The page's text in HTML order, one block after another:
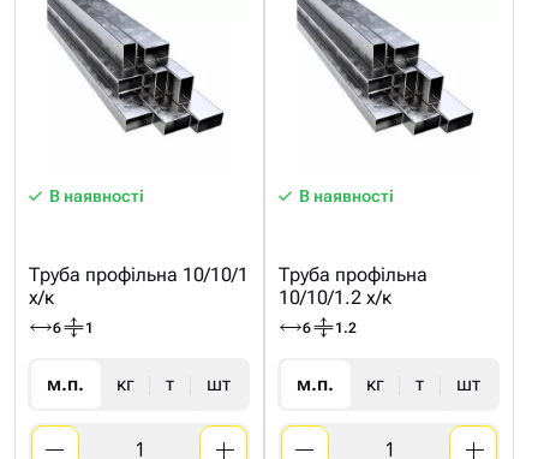
В наявності
Труба профільна 10/10/1
х/к
6 1
м.п. кг т шт
В наявності
Труба профільна
10/10/1.2 х/к
6 1.2
м.п. кг т шт